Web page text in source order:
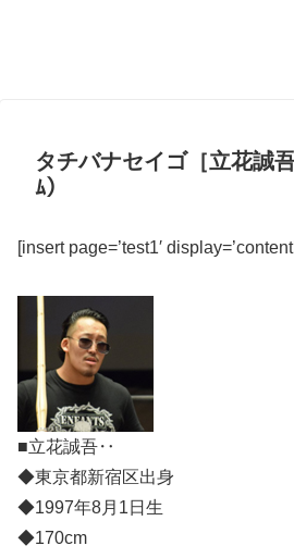
タチバナセイゴ［立花誠
ﾑ）
[insert page=’test1′
■立花誠吾‥
◆東京都新宿区出身
◆1997年8月1日生
◆170cm